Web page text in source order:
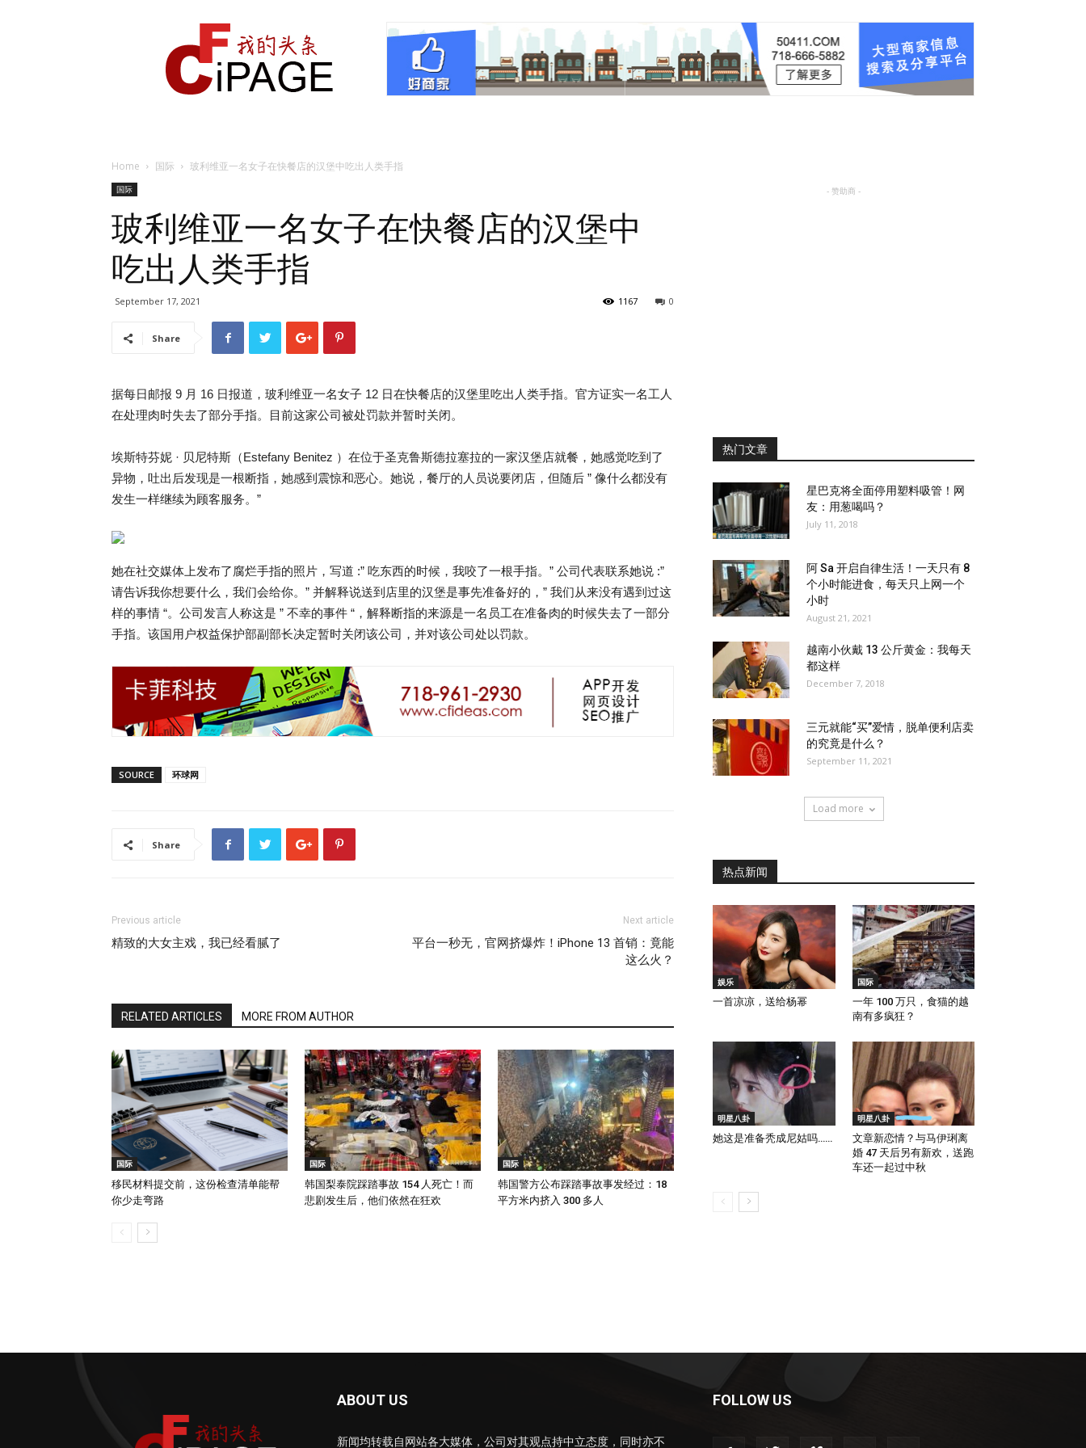
Home 国际 玻利维亚一名女子在快餐店的汉堡中吃出人类手指
国际
玻利维亚一名女子在快餐店的汉堡中
吃出人类手指
September 17, 2021 0
1167
Share
据每日邮报 9 月 16 日报道，玻利维亚一名女子 12 日在快餐店的汉堡里吃出人类手指。官方证实一名工人
在处理肉时失去了部分手指。目前这家公司被处罚款并暂时关闭。
埃斯特芬妮 · 贝尼特斯（Estefany Benitez ）在位于圣克鲁斯德拉塞拉的一家汉堡店就餐，她感觉吃到了
异物，吐出后发现是一根断指，她感到震惊和恶心。她说，餐厅的人员说要闭店，但随后 ” 像什么都没有
发生一样继续为顾客服务。”
她在社交媒体上发布了腐烂手指的照片，写道 :” 吃东西的时候，我咬了一根手指。” 公司代表联系她说 :”
请告诉我你想要什么，我们会给你。” 并解释说送到店里的汉堡是事先准备好的，” 我们从来没有遇到过这
样的事情 “。公司发言人称这是 ” 不幸的事件 “，解释断指的来源是一名员工在准备肉的时候失去了一部分
手指。该国用户权益保护部副部长决定暂时关闭该公司，并对该公司处以罚款。
SOURCE 环球网
Share
Previous article
精致的大女主戏，我已经看腻了
Next article
平台一秒无，官网挤爆炸！iPhone 13 首销：竟能
这么火？
RELATED ARTICLES MORE FROM AUTHOR
国际
移民材料提交前，这份检查清单能帮
你少走弯路
国际
韩国梨泰院踩踏事故 154 人死亡！而
悲剧发生后，他们依然在狂欢
国际
韩国警方公布踩踏事故事发经过：18
平方米内挤入 300 多人
- 赞助商 -
热门文章
星巴克将全面停用塑料吸管！网
友：用葱喝吗？
July 11, 2018
阿 Sa 开启自律生活！一天只有 8
个小时能进食，每天只上网一个
小时
August 21, 2021
越南小伙戴 13 公斤黄金：我每天
都这样
December 7, 2018
三元就能“买”爱情，脱单便利店卖
的究竟是什么？
September 11, 2021
Load more
热点新闻
娱乐
一首凉凉，送给杨幂
国际
一年 100 万只，食猫的越
南有多疯狂？
明星八卦
她这是准备秃成尼姑吗……
明星八卦
文章新恋情？与马伊琍离
婚 47 天后另有新欢，送跑
车还一起过中秋
ABOUT US
新闻均转载自网站各大媒体，公司对其观点持中立态度，同时亦不
FOLLOW US